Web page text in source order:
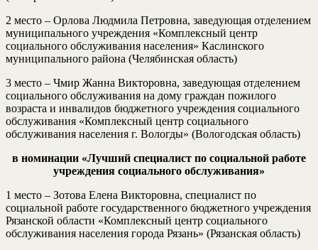
2 место – Орлова Людмила Петровна, заведующая отделением
муниципального учреждения «Комплексный центр
социального обслуживания населения» Каслинского
муниципального района (Челябинская область)
3 место – Чмир Жанна Викторовна, заведующая отделением
социального обслуживания на дому граждан пожилого
возраста и инвалидов бюджетного учреждения социального
обслуживания «Комплексный центр социального
обслуживания населения г. Вологды» (Вологодская область)
в номинации «Лучший специалист по социальной работе
учреждения социального обслуживания»
1 место – Зотова Елена Викторовна, специалист по
социальной работе государственного бюджетного учреждения
Рязанской области «Комплексный центр социального
обслуживания населения города Рязань» (Рязанская область)